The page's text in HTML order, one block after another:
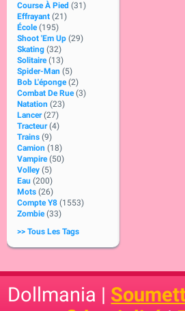
Course À Pied (31)
Effrayant (21)
École (195)
Shoot 'Em Up (29)
Skating (32)
Solitaire (13)
Spider-Man (5)
Bob L'éponge (2)
Combat De Rue (3)
Natation (23)
Lancer (27)
Tracteur (4)
Trains (9)
Camion (18)
Vampire (50)
Volley (5)
Eau (200)
Mots (26)
Compte Y8 (1553)
Zombie (33)
>> Tous Les Tags
Dollmania |